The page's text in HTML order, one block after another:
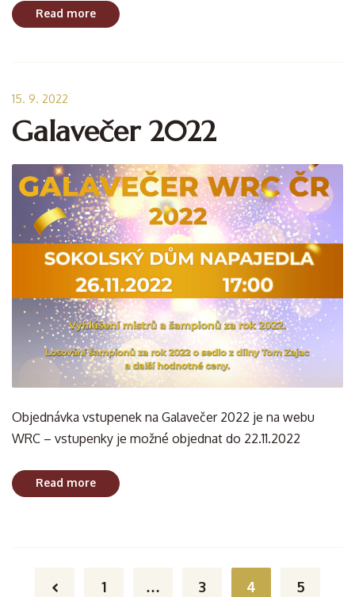
Read more
15. 9. 2022
Galavečer 2022
Objednávka vstupenek na Galavečer 2022 je na webu
WRC – vstupenky je možné objednat do 22.11.2022
Read more
1 … 3 4 5